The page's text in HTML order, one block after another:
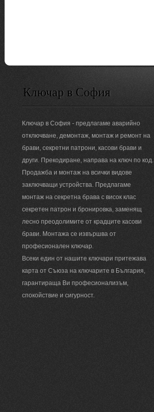
Ключар в София
Ключар в София - предлагаме аварийно
отключване, демонтаж, монтаж и ремонт на
брави, секретни патрони, касови брави и
други. Прекодиране, направа на ключ по код.
Продажба и монтаж на всички видове
заключващи устройства. Предлагаме
монтаж на секретна брава с висок клас
секретен патрон и бронировка, заменящ
лесно преодолимите от крадците касови
брави. Монтажа се извършва от
професионален ключар.
Всеки един от нашите ключари притежава
карта от Съюза на ключарите в България,
гарантираща Ви професионализъм,
спокойствие и сигурност.